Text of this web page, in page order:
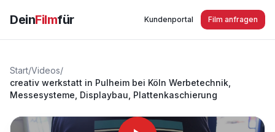
DeinFilmfür Kundenportal Film anfragen
Start/Videos/
creativ werkstatt in Pulheim bei Köln Werbetechnik,
Messesysteme, Displaybau, Plattenkaschierung